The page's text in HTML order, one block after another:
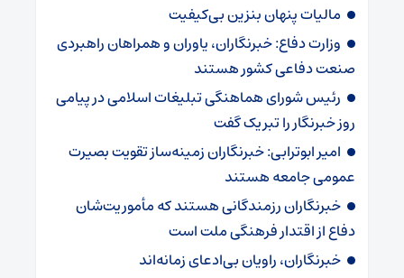
مالیات پنهان بنزین بی‌کیفیت
وزارت دفاع: خبرنگاران، یاوران و همراهان راهبردی
صنعت دفاعی کشور هستند
رئیس شورای هماهنگی تبلیغات اسلامی در پیامی
روز خبرنگار را تبریک گفت
امیر ابوترابی: خبرنگاران زمینه‌ساز تقویت بصیرت
عمومی جامعه هستند
خبرنگاران رزمندگانی هستند که مأموریت‌شان
دفاع از اقتدار فرهنگی ملت است
خبرنگاران، راویان بی‌ادعای زمانه‌اند